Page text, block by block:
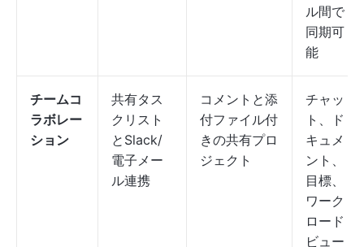
ル間で
同期可
能
チームコ
ラボレー
ション
共有タス
クリスト
とSlack/
電子メー
ル連携
コメントと添
付ファイル付
きの共有プロ
ジェクト
チャッ
ト、ド
キュメ
ント、
目標、
ワーク
ロード
ビュー